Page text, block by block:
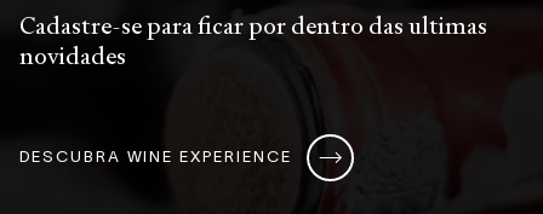
Cadastre-se para ficar por dentro das ultimas
novidades
DESCUBRA WINE EXPERIENCE